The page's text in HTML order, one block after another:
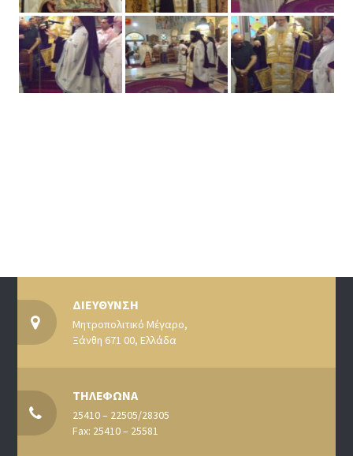
ΔΙΕΥΘΥΝΣΗ
Μητροπολιτικό Μέγαρο,
Ξάνθη 671 00, Ελλάδα
ΤΗΛΕΦΩΝΑ
25410 – 22505/28305
Fax: 25410 – 25581